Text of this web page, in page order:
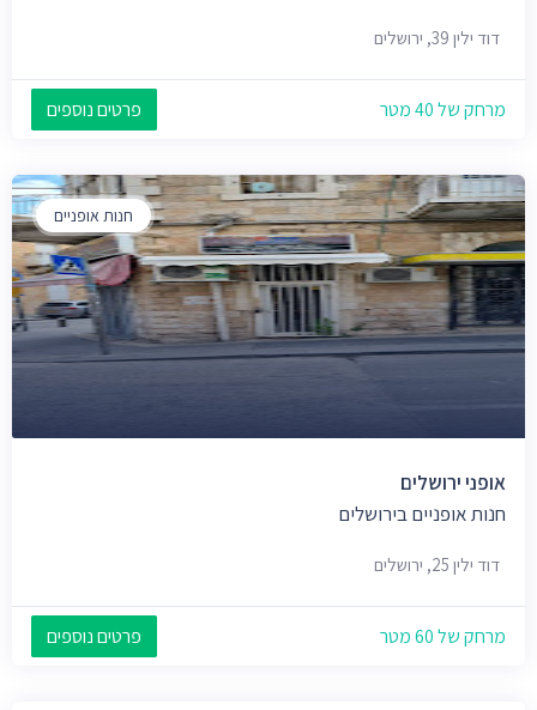
דוד ילין 39, ירושלים
מרחק של 40 מטר פרטים נוספים
חנות אופניים
אופני ירושלים
חנות אופניים בירושלים
דוד ילין 25, ירושלים
מרחק של 60 מטר פרטים נוספים